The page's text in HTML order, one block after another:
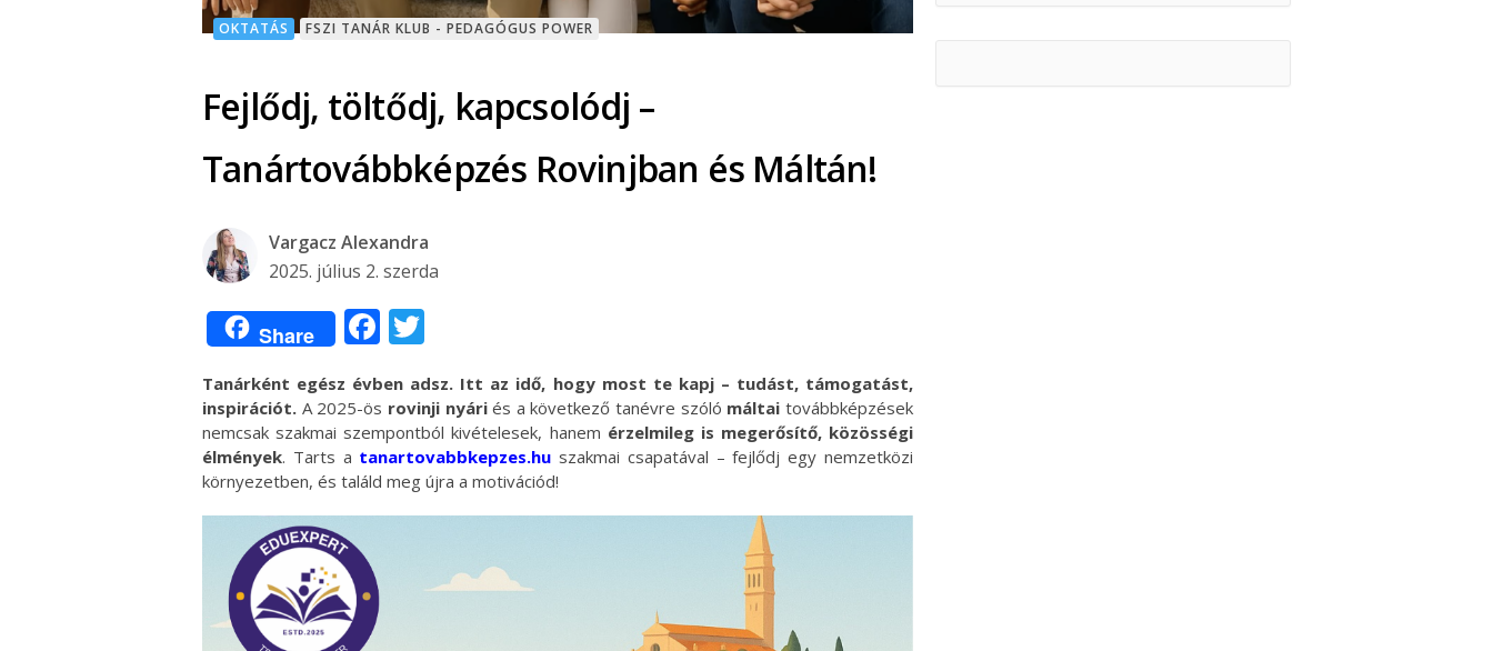
OKTATÁS FSZI TANÁR KLUB - PEDAGÓGUS POWER
Fejlődj, töltődj, kapcsolódj –
Tanártovábbképzés Rovinjban és Máltán!
Vargacz Alexandra
2025. július 2. szerda
Share Facebook
Tanárként egész évben adsz. Itt az idő, hogy most te kapj – tudást, támogatást,
inspirációt. A 2025-ös rovinji nyáriés a következő tanévre szóló máltaitovábbképzések
nemcsak szakmai szempontból kivételesek, hanem érzelmileg is megerősítő, közösségi
élmények. Tarts a tanartovabbkepzes.hu szakmai csapatával – fejlődj egy nemzetközi
környezetben, és találd meg újra a motivációd!